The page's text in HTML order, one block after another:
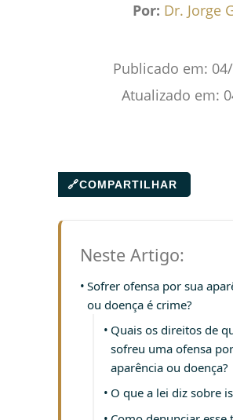
Por: Dr. Jorge
Publicado em:
Atualizado em:
🔗COMPARTILHAR
Neste Artigo:
Sofrer ofensa por sua
ou doença é crime?
Quais os direitos de
sofreu uma ofensa
aparência ou doença?
O que a lei diz sobre